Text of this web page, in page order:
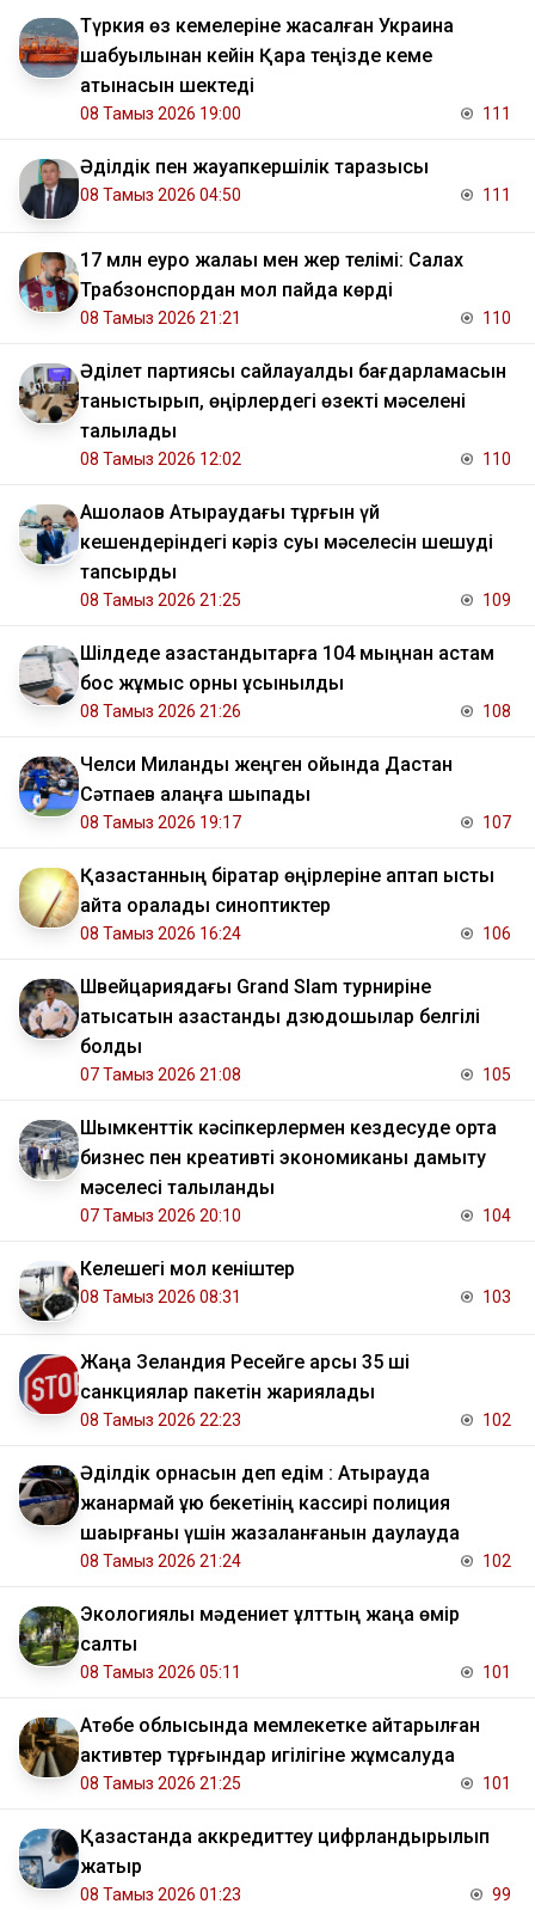
Түркия өз кемелеріне жасалған Украина
шабуылынан кейін Қара теңізде кеме
қатынасын шектеді
08 Тамыз 2026 19:00 111
Әділдік пен жауапкершілік таразысы
08 Тамыз 2026 04:50 111
17 млн еуро жалақы мен жер телімі: Салах
Трабзонспордан мол пайда көрді
08 Тамыз 2026 21:21 110
Әділет партиясы сайлауалды бағдарламасын
таныстырып, өңірлердегі өзекті мәселені
талқылады
08 Тамыз 2026 12:02 110
​Ақшолақов Атыраудағы тұрғын үй
кешендеріндегі кәріз суы мәселесін шешуді
тапсырды
08 Тамыз 2026 21:25 109
​Шілдеде қазақстандықтарға 104 мыңнан астам
бос жұмыс орны ұсынылды
08 Тамыз 2026 21:26 108
Челси Миланды жеңген ойында Дастан
Сәтпаев алаңға шықпады
08 Тамыз 2026 19:17 107
Қазақстанның бірқатар өңірлеріне аптап ыстық
қайта оралады синоптиктер
08 Тамыз 2026 16:24 106
Швейцариядағы Grand Slam турниріне
қатысатын қазақстандық дзюдошылар белгілі
болды
07 Тамыз 2026 21:08 105
Шымкенттік кәсіпкерлермен кездесуде орта
бизнес пен креативті экономиканы дамыту
мәселесі талқыланды
07 Тамыз 2026 20:10 104
Келешегі мол кеніштер
08 Тамыз 2026 08:31 103
Жаңа Зеландия Ресейге қарсы 35 ші
санкциялар пакетін жариялады
08 Тамыз 2026 22:23 102
Әділдік орнасын деп едім : Атырауда
жанармай құю бекетінің кассирі полиция
шақырғаны үшін жазаланғанын даулауда
08 Тамыз 2026 21:24 102
Экологиялық мәдениет ұлттың жаңа өмір
салты
08 Тамыз 2026 05:11 101
​Ақтөбе облысында мемлекетке қайтарылған
активтер тұрғындар игілігіне жұмсалуда
08 Тамыз 2026 21:25 101
Қазақстанда аккредиттеу цифрландырылып
жатыр
08 Тамыз 2026 01:23 99